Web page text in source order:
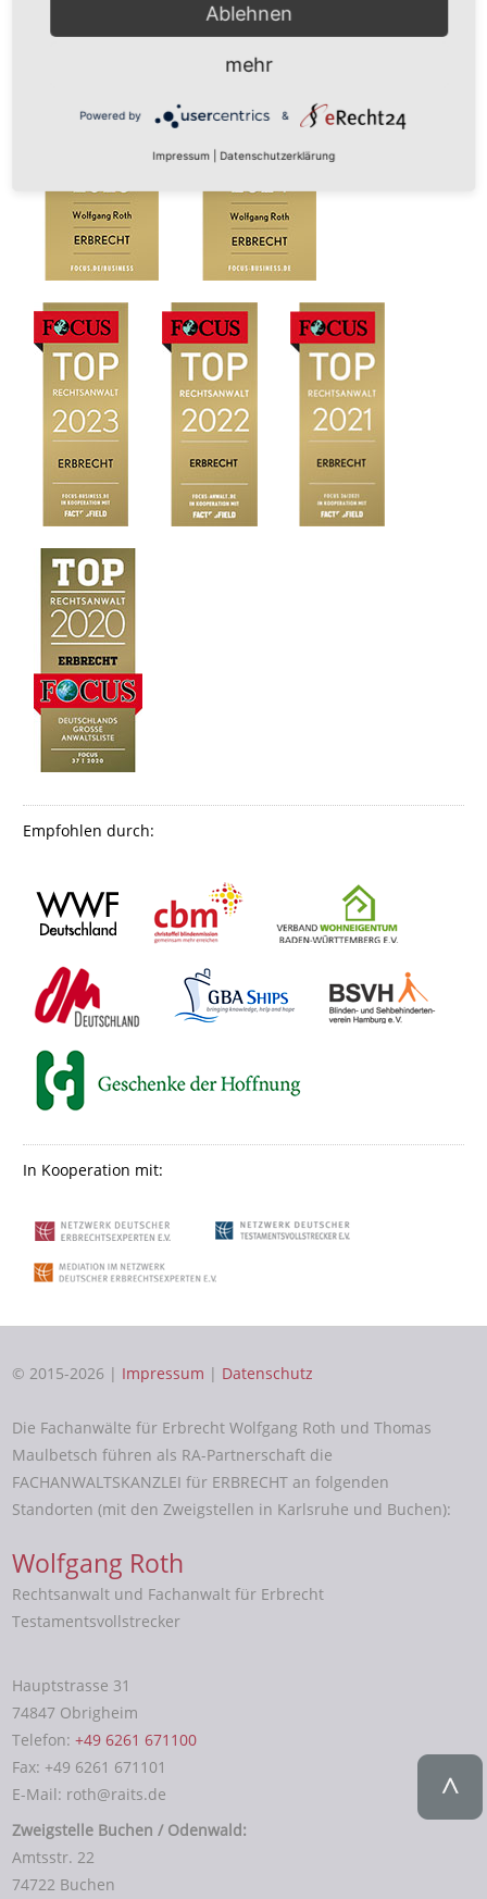
Empfohlen durch:
In Kooperation mit:
© 2015-2026 | Impressum | Datenschutz
Die Fachanwälte für Erbrecht Wolfgang Roth und Thomas
Maulbetsch führen als RA-Partnerschaft die
FACHANWALTSKANZLEI für ERBRECHT an folgenden
Standorten (mit den Zweigstellen in Karlsruhe und Buchen):
Wolfgang Roth
Rechtsanwalt und Fachanwalt für Erbrecht
Testamentsvollstrecker
Hauptstrasse 31
74847 Obrigheim
Telefon:+49 6261 671100
Fax: +49 6261 671101
E-Mail: roth@raits.de
Zweigstelle Buchen / Odenwald:
Amtsstr. 22
74722 Buchen
Ablehnen
mehr
Powered by &
Impressum Datenschutzerklärung